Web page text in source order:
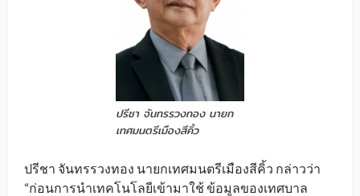
ปรีชา จันทรรวงทอง นายก
เทศมนตรีเมืองสีคิ้ว
ปรีชา จันทรรวงทอง นายกเทศมนตรีเมืองสีคิ้ว กล่าวว่า
“ก่อนการนำเทคโนโลยีเข้ามาใช้ ข้อมูลของเทศบาล